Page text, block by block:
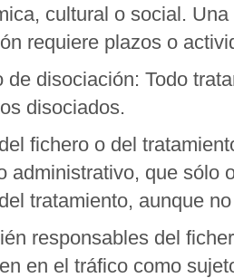
cultural o social.
requiere plazos o
de disociación: Todo
disociados.
fichero o del
administrativo, que sólo
tratamiento, aunque
responsables del
en el tráfico como